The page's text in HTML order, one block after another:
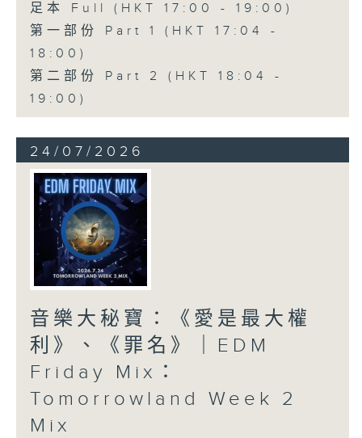
足本 Full (HKT 17:00 - 19:00)
第一部份 Part 1 (HKT 17:04 -
18:00)
第二部份 Part 2 (HKT 18:04 -
19:00)
24/07/2026
音樂大秘寶：《愛是最大權
利》、《罪名》｜EDM
Friday Mix：
Tomorrowland Week 2
Mix